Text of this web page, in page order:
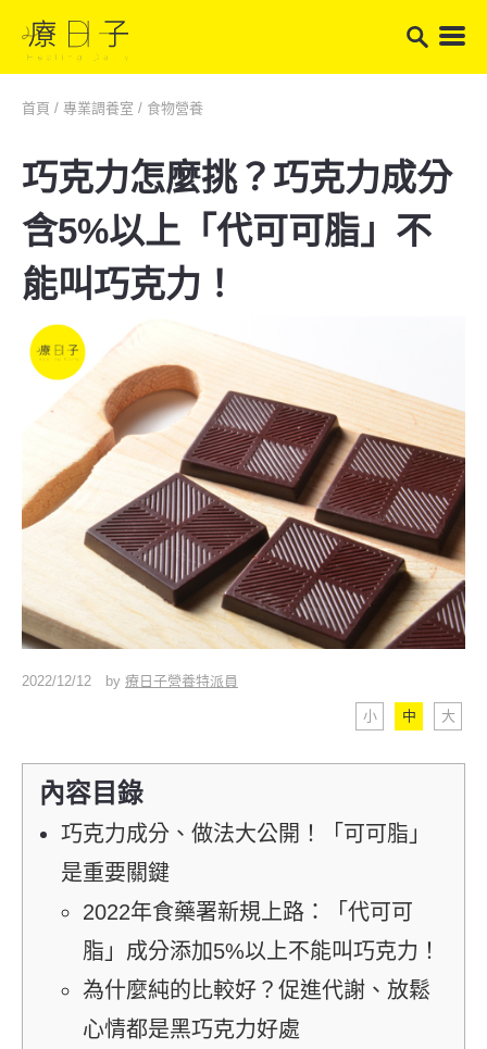
首頁 / 專業調養室 / 食物營養
巧克力怎麼挑？巧克力成分
含5%以上「代可可脂」不
能叫巧克力！
2022/12/12 by 療日子營養特派員
小 中 大
內容目錄
巧克力成分、做法大公開！「可可脂」
是重要關鍵
2022年食藥署新規上路：「代可可
脂」成分添加5%以上不能叫巧克力！
為什麼純的比較好？促進代謝、放鬆
心情都是黑巧克力好處